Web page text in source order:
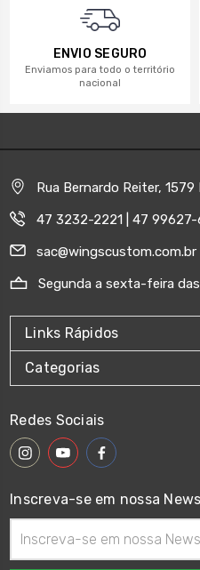
ENVIO SEGURO
Enviamos para todo o território
nacional
Rua Bernardo Reiter,
47 3232-2221 | 47
sac@wingscustom.com.br
Segunda a sexta-feira
Links Rápidos
Categorias
Redes Sociais
Inscreva-se em nossa
de
email